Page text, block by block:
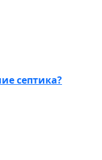
септика?